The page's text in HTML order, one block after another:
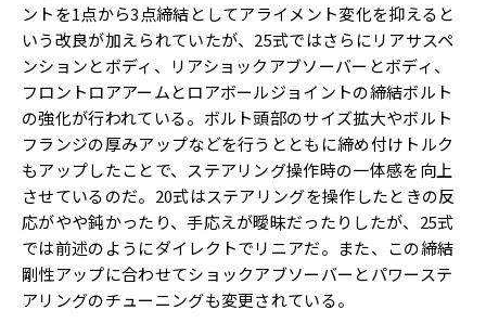
ントを1点から3点締結としてアライメント変化を抑えると
いう改良が加えられていたが、25式ではさらにリアサスペ
ンションとボディ、リアショックアブソーバーとボディ、
フロントロアアームとロアボールジョイントの締結ボルト
の強化が行われている。ボルト頭部のサイズ拡大やボルト
フランジの厚みアップなどを行うとともに締め付けトルク
もアップしたことで、ステアリング操作時の一体感を向上
させているのだ。20式はステアリングを操作したときの反
応がやや鈍かったり、手応えが曖昧だったりしたが、25式
では前述のようにダイレクトでリニアだ。また、この締結
剛性アップに合わせてショックアブソーバーとパワーステ
アリングのチューニングも変更されている。